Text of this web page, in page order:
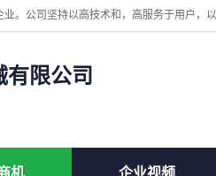
有限公司
机 企业视频